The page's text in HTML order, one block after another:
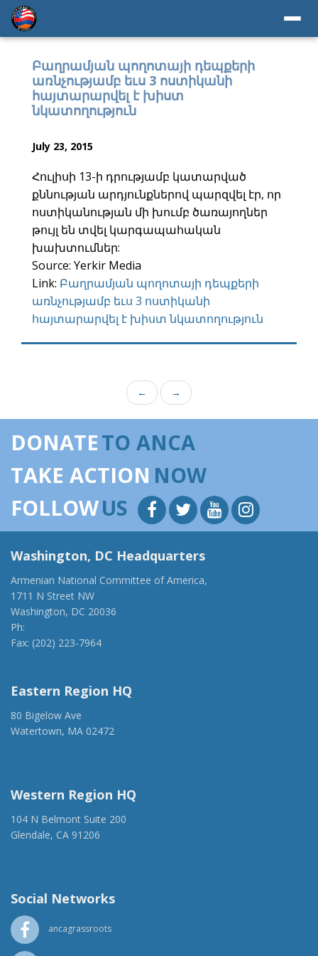
Բաղրամյան պողոտայի դեպքերի
առնչությամբ եւս 3 ոստիկանի
հայտարարվել է խիստ
նկատողություն
July 23, 2015
Հուլիսի 13-ի դրությամբ կատարված
քննության արդյունքներով պարզվել էր, որ
ոստիկանության մի խումբ ծառայողներ
թույլ են տվել կարգապահական
խախտումներ:
Source: Yerkir Media
Link: Բաղրամյան պողոտայի դեպքերի
առնչությամբ եւս 3 ոստիկանի
հայտարարվել է խիստ նկատողություն
← →
DONATETO ANCA
TAKE ACTION NOW
FOLLOWUS
Washington, DC Headquarters
Armenian National Committee of America,
1711 N Street NW
Washington, DC 20036
Ph:
Fax: (202) 223-7964
Eastern Region HQ
80 Bigelow Ave
Watertown, MA 02472
Western Region HQ
104 N Belmont Suite 200
Glendale, CA 91206
Social Networks
ancagrassroots